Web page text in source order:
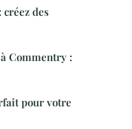
des
Commentry :
pour votre